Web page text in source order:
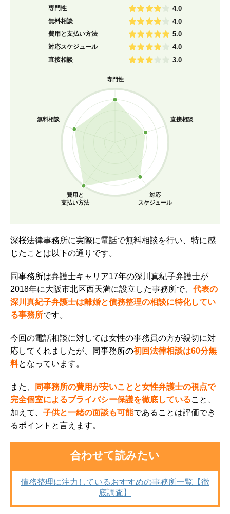
専門性 4.0
無料相談 4.0
費用と支払い方法 5.0
対応スケジュール 4.0
直接相談 3.0
専門性
直接相談
対応
スケジュール
費用と
支払い方法
無料相談
深桜法律事務所に実際に電話で無料相談を行い、特に感
じたことは以下の通りです。
同事務所は弁護士キャリア17年の深川真紀子弁護士が
2018年に大阪市北区西天満に設立した事務所で、代表の
深川真紀子弁護士は離婚と債務整理の相談に特化してい
る事務所です。
今回の電話相談に対しては女性の事務員の方が親切に対
応してくれましたが、同事務所の初回法律相談は60分無
料となっています。
また、
同事務所の費用が安いことと女性弁護士の視点で
完全個室によるプライバシー保護を徹底していること、
加えて、 子供と一緒の面談も可能であることは評価でき
るポイントと言えます。
合わせて読みたい
債務整理に注力しているおすすめの事務所一覧【徹
底調査】